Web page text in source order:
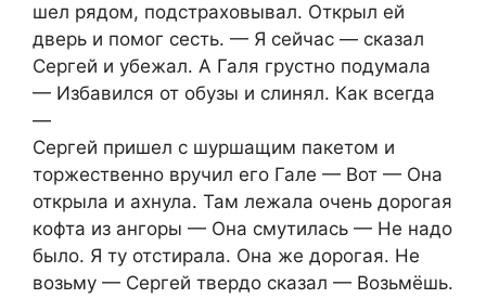
шел рядом, подстраховывал. Открыл ей
дверь и помог сесть. — Я сейчас — сказал
Сергей и убежал. А Галя грустно подумала
— Избавился от обузы и слинял. Как всегда
—
Сергей пришел с шуршащим пакетом и
торжественно вручил его Гале — Вот — Она
открыла и ахнула. Там лежала очень дорогая
кофта из ангоры — Она смутилась — Не надо
было. Я ту отстирала. Она же дорогая. Не
возьму — Сергей твердо сказал — Возьмёшь.